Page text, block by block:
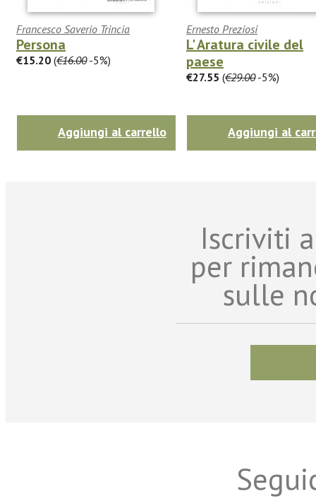
Francesco Saverio Trincia
Persona
€15.20 (€16.00-5%)
Aggiungi al carrello
Ernesto Preziosi
L' Aratura civile del
paese
€27.55 (€29.00-5%)
Aggiungi al
Iscriviti
per
sulle